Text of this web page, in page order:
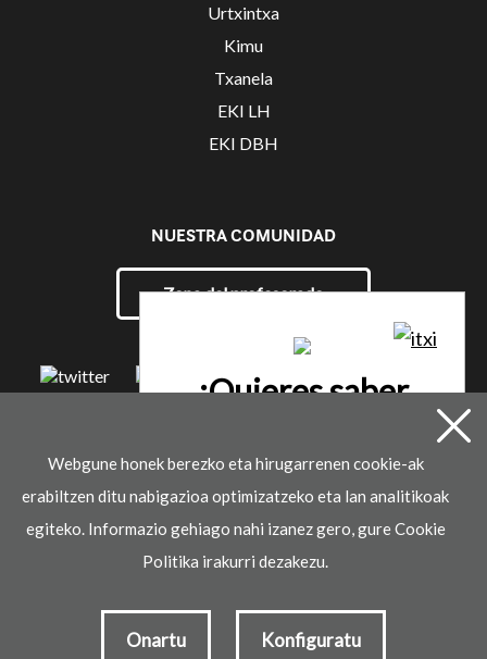
Urtxintxa
Kimu
Txanela
EKI LH
EKI DBH
NUESTRA COMUNIDAD
Zona del profesorado
Desarrollado por
¿Quieres saber
Contactar
Webgune honek berezko eta hirugarrenen cookie-ak
erabiltzen ditu nabigazioa optimizatzeko eta lan analitikoak
egiteko. Informazio gehiago nahi izanez gero, gure Cookie
Politika irakurri dezakezu.
Onartu Konfiguratu